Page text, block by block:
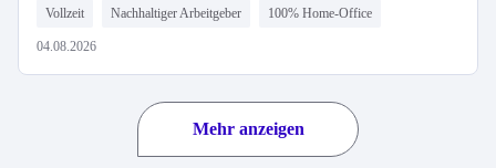
Vollzeit Nachhaltiger Arbeitgeber 100% Home-Office
04.08.2026
Mehr anzeigen